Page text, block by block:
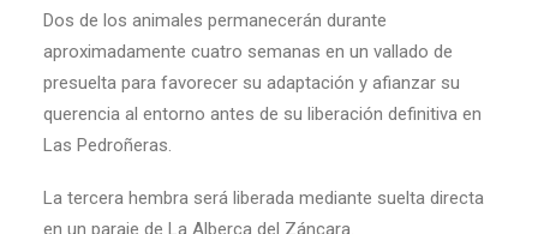
Dos de los animales permanecerán durante
aproximadamente cuatro semanas en un vallado de
presuelta para favorecer su adaptación y afianzar su
querencia al entorno antes de su liberación definitiva en
Las Pedroñeras.
La tercera hembra será liberada mediante suelta directa
en un paraje de La Alberca del Záncara.